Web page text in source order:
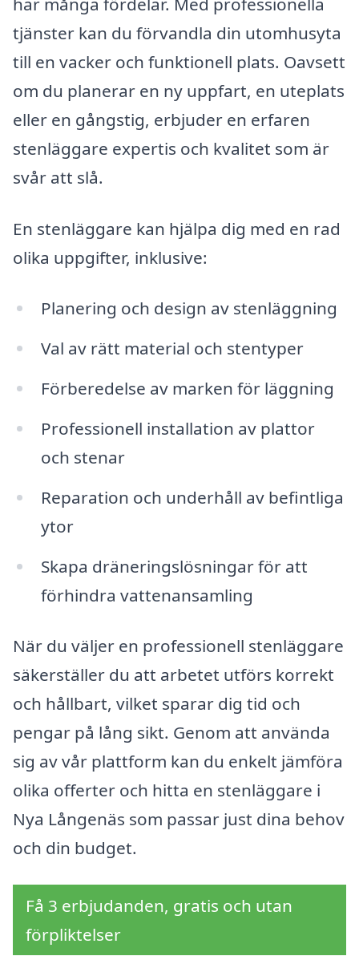
tjänster kan du förvandla din utomhusyta
till en vacker och funktionell plats. Oavsett
om du planerar en ny uppfart, en uteplats
eller en gångstig, erbjuder en erfaren
stenläggare expertis och kvalitet som är
svår att slå.
En stenläggare kan hjälpa dig med en rad
olika uppgifter, inklusive:
Planering och design av stenläggning
Val av rätt material och stentyper
Förberedelse av marken för läggning
Professionell installation av plattor
och stenar
Reparation och underhåll av befintliga
ytor
Skapa dräneringslösningar för att
förhindra vattenansamling
När du väljer en professionell stenläggare
säkerställer du att arbetet utförs korrekt
och hållbart, vilket sparar dig tid och
pengar på lång sikt. Genom att använda
sig av vår plattform kan du enkelt jämföra
olika offerter och hitta en stenläggare i
Nya Långenäs som passar just dina behov
och din budget.
Få 3 erbjudanden, gratis och utan
förpliktelser